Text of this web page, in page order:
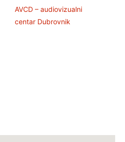
AVCD – audiovizualni
centar Dubrovnik